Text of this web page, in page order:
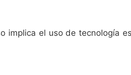
implica el uso de tecnología